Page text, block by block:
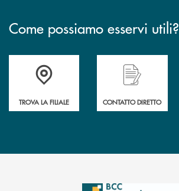
Come possiamo esservi utili?
Accedi all' elenco completo delle filiali .
TROVA LA FILIALE CONTATTO DIRETTO